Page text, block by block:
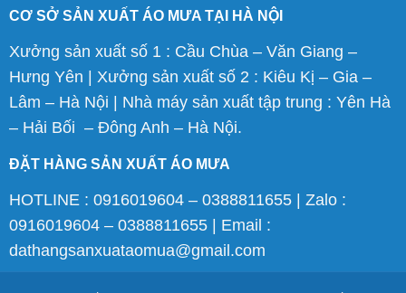
CƠ SỞ SẢN XUẤT ÁO MƯA TẠI HÀ NỘI
Xưởng sản xuất số 1 : Cầu Chùa – Văn Giang –
Hưng Yên | Xưởng sản xuất số 2 : Kiêu Kị – Gia –
Lâm – Hà Nội | Nhà máy sản xuất tập trung : Yên Hà
– Hải Bối – Đông Anh – Hà Nội.
ĐẶT HÀNG SẢN XUẤT ÁO MƯA
HOTLINE : 0916019604 – 0388811655 | Zalo :
0916019604 – 0388811655 | Email :
dathangsanxuataomua@gmail.com